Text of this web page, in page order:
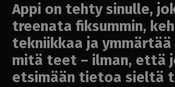
Appi on tehty sinulle,
treenata fiksummin,
tekniikkaa ja ymmärtää
mitä teet – ilman, että
etsimään tietoa sieltä